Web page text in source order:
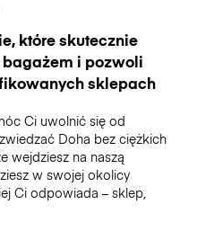
które skutecznie
i pozwoli
sklepach
Ci uwolnić się od
Doha bez ciężkich
wejdziesz na naszą
w swojej okolicy
Ci odpowiada – sklep,